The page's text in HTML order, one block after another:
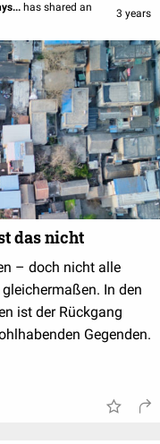
has shared an
3 years
das nicht
– doch nicht alle
In den
ist der Rückgang
Gegenden.